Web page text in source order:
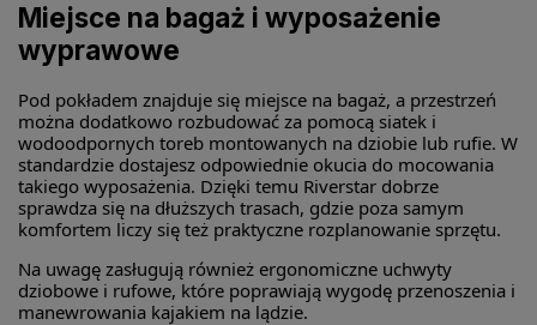
Miejsce na bagaż i wyposażenie
wyprawowe
Pod pokładem znajduje się miejsce na bagaż, a przestrzeń
można dodatkowo rozbudować za pomocą siatek i
wodoodpornych toreb montowanych na dziobie lub rufie. W
standardzie dostajesz odpowiednie okucia do mocowania
takiego wyposażenia. Dzięki temu Riverstar dobrze
sprawdza się na dłuższych trasach, gdzie poza samym
komfortem liczy się też praktyczne rozplanowanie sprzętu.
Na uwagę zasługują również ergonomiczne uchwyty
dziobowe i rufowe, które poprawiają wygodę przenoszenia i
manewrowania kajakiem na lądzie.